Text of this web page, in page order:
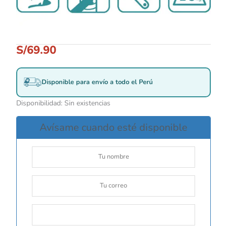
S/69.90
Disponible para envío a todo el Perú
Disponibilidad: Sin existencias
Avísame cuando esté disponible